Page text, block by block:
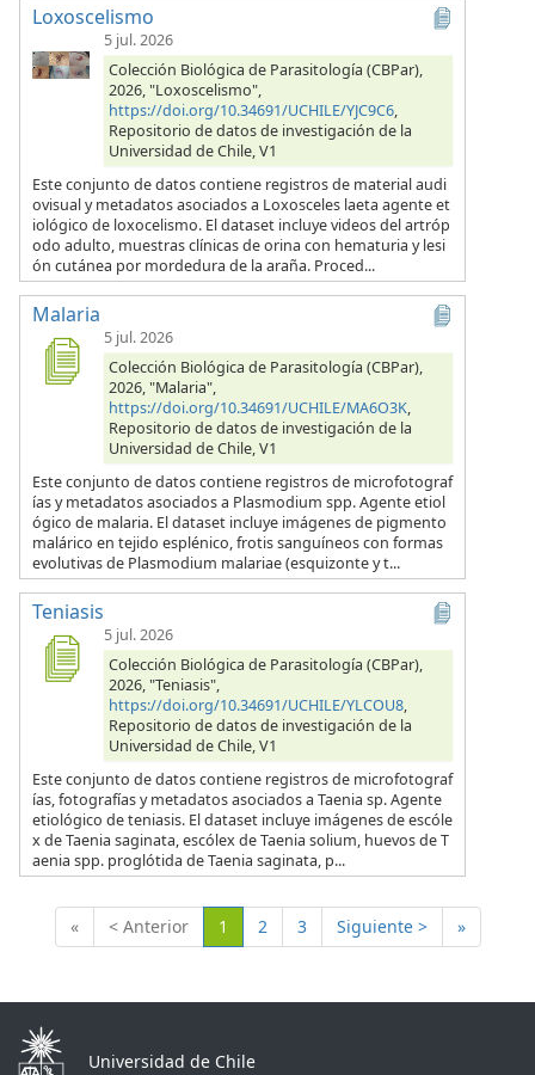
Loxoscelismo
5 jul. 2026
Colección Biológica de Parasitología (CBPar),
2026, "Loxoscelismo",
https://doi.org/10.34691/UCHILE/YJC9C6,
Repositorio de datos de investigación de la
Universidad de Chile, V1
Este conjunto de datos contiene registros de material audi
ovisual y metadatos asociados a Loxosceles laeta agente et
iológico de loxocelismo. El dataset incluye videos del artróp
odo adulto, muestras clínicas de orina con hematuria y lesi
ón cutánea por mordedura de la araña. Proced...
Malaria
5 jul. 2026
Colección Biológica de Parasitología (CBPar),
2026, "Malaria",
https://doi.org/10.34691/UCHILE/MA6O3K,
Repositorio de datos de investigación de la
Universidad de Chile, V1
Este conjunto de datos contiene registros de microfotograf
ías y metadatos asociados a Plasmodium spp. Agente etiol
ógico de malaria. El dataset incluye imágenes de pigmento
malárico en tejido esplénico, frotis sanguíneos con formas
evolutivas de Plasmodium malariae (esquizonte y t...
Teniasis
5 jul. 2026
Colección Biológica de Parasitología (CBPar),
2026, "Teniasis",
https://doi.org/10.34691/UCHILE/YLCOU8,
Repositorio de datos de investigación de la
Universidad de Chile, V1
Este conjunto de datos contiene registros de microfotograf
ías, fotografías y metadatos asociados a Taenia sp. Agente
etiológico de teniasis. El dataset incluye imágenes de escóle
x de Taenia saginata, escólex de Taenia solium, huevos de T
aenia spp. proglótida de Taenia saginata, p...
« < Anterior 1 (Actual)
2 3 Siguiente > »
Universidad de Chile